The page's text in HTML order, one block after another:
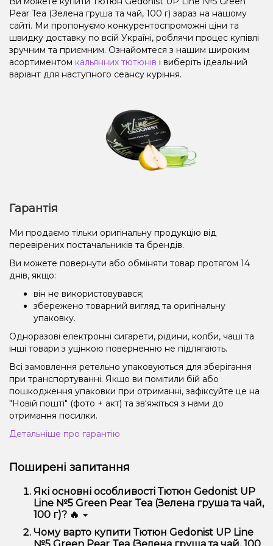
Pear Tea (Зелена груша та чай, 100 г) зараз на нашому
сайті. Ми пропонуємо конкурентоспроможні ціни та
швидку доставку по всій Україні, роблячи процес купівлі
зручним та приємним. Ознайомтеся з нашим широким
асортиментом кальянних тютюнів і виберіть ідеальний
варіант для наступного сеансу куріння.
Гарантія
Ми продаємо тільки оригінальну продукцію від
перевірених постачальників та брендів.
Ви можете повернути або обміняти товар протягом 14
днів, якщо:
він не використовувався;
збережено товарний вигляд та оригінальну
упаковку.
Одноразові електронні сигарети, рідини, колби, чаші та
інші товари з уцінкою поверненню не підлягають.
Всі замовлення ретельно упаковуються для зберігання
при транспортуванні. Якщо ви помітили бій або
пошкодження упаковки при отриманні, зафіксуйте це на
"Новій пошті" (фото + акт) та зв'яжіться з нами до
отримання посилки.
Детальніше про гарантію
Поширені запитання
Які основні особливості Тютюн Gedonist UP
Line №5 Green Pear Tea (Зелена груша та чай,
100 г)? 🔥
Тютюн Gedonist UP Line №5 Green Pear Tea (Зелена
груша та чай, 100 г) відрізняється високою якістю,
Чому варто купити Тютюн Gedonist UP Line